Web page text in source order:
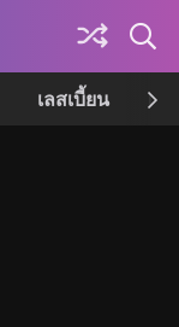
เลสเบี้ยน เค